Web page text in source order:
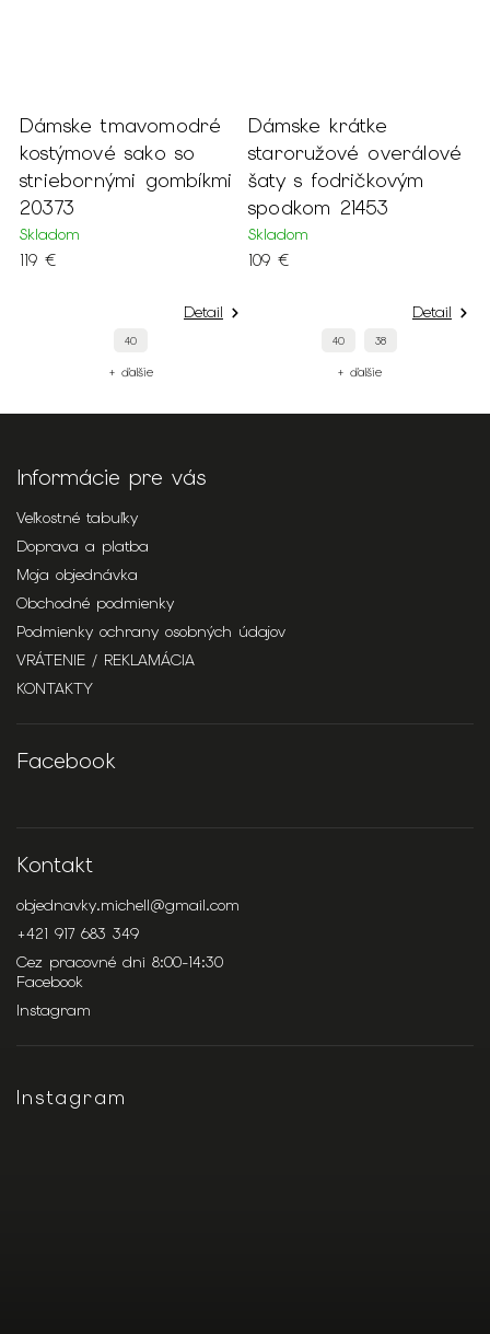
Dámske tmavomodré
kostýmové sako so
striebornými gombíkmi
20373
Skladom
119 €
Detail
40
+ ďalšie
Dámske krátke
staroružové overálové
šaty s fodričkovým
spodkom 21453
Skladom
109 €
Detail
40 38
+ ďalšie
Informácie pre vás
Veľkostné tabuľky
Doprava a platba
Moja objednávka
Obchodné podmienky
Podmienky ochrany osobných údajov
VRÁTENIE / REKLAMÁCIA
KONTAKTY
Facebook
Kontakt
objednavky.michell@gmail.com
+421 917 683 349
Cez pracovné dni 8:00-14:30
Facebook
Instagram
Instagram